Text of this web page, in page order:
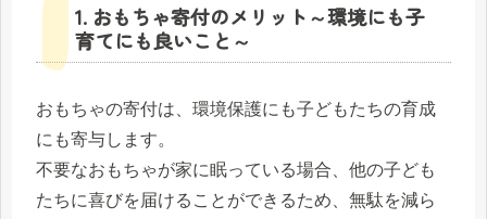
1. おもちゃ寄付のメリット～環境にも子
育てにも良いこと～
おもちゃの寄付は、環境保護にも子どもたちの育成
にも寄与します。
不要なおもちゃが家に眠っている場合、他の子ども
たちに喜びを届けることができるため、無駄を減ら